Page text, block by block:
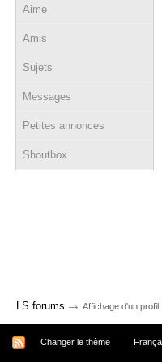
Aime
Amis
Sujets
Messages
Petites annonces
Shoutbox
LS forums → Affichage d'un profil
Changer le thème